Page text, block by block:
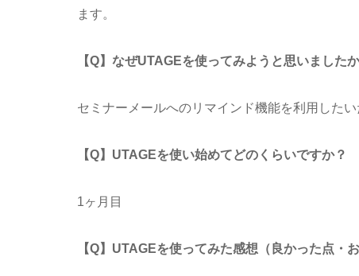
ます。
【Q】なぜUTAGEを使ってみようと思いました
セミナーメールへのリマインド機能を利用したい
【Q】UTAGEを使い始めてどのくらいですか？
1ヶ月目
【Q】UTAGEを使ってみた感想（良かった点・